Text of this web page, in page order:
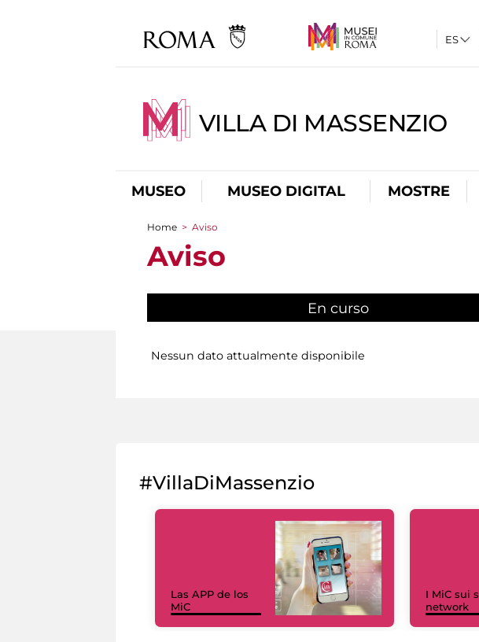
VILLA DI MASSENZIO
MUSEO MUSEO DIGITAL MOSTRE
You are here
Home > Aviso
Aviso
En curso(active tab)
Nessun dato attualmente disponibile
#VillaDiMassenzio
Las APP de los
MiC
I MiC sui
network